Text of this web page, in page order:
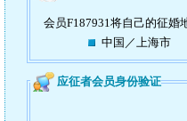
会员F187931将自己的征婚
中国／上海市
应征者会员身份验证